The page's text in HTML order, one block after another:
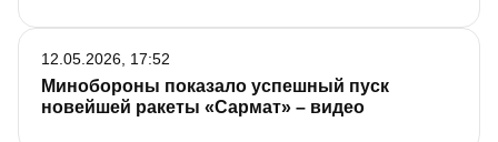
Минобороны показало успешный пуск
новейшей ракеты «Сармат» – видео
12.05.2026, 17:52